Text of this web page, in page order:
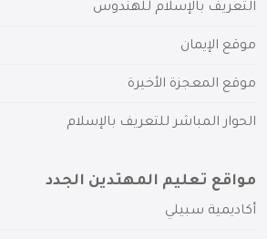
التعريف بالإسلام للهندوس
موقع الإيمان
موقع المعجزة الأخيرة
الحوار المباشر للتعريف بالإسلام
مواقع تعليم المهتدين الجدد
أكاديمية سبيلي